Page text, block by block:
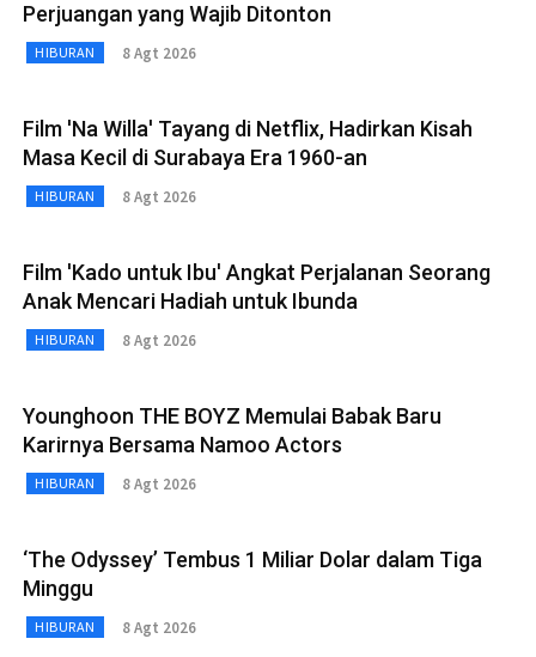
Perjuangan yang Wajib Ditonton
HIBURAN 8 Agt 2026
Film 'Na Willa' Tayang di Netflix, Hadirkan Kisah
Masa Kecil di Surabaya Era 1960-an
HIBURAN 8 Agt 2026
Film 'Kado untuk Ibu' Angkat Perjalanan Seorang
Anak Mencari Hadiah untuk Ibunda
HIBURAN 8 Agt 2026
Younghoon THE BOYZ Memulai Babak Baru
Karirnya Bersama Namoo Actors
HIBURAN 8 Agt 2026
‘The Odyssey’ Tembus 1 Miliar Dolar dalam Tiga
Minggu
HIBURAN 8 Agt 2026